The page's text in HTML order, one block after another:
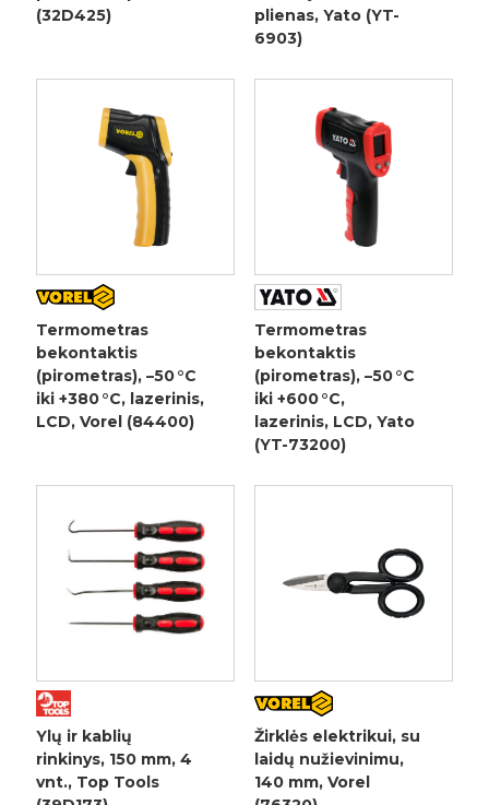
(32D425)
plienas, Yato (YT-
6903)
Termometras
bekontaktis
(pirometras), –50 °C
iki +380 °C, lazerinis,
LCD, Vorel (84400)
Termometras
bekontaktis
(pirometras), –50 °C
iki +600 °C,
lazerinis, LCD, Yato
(YT-73200)
Ylų ir kablių
rinkinys, 150 mm, 4
vnt., Top Tools
Žirklės elektrikui, su
laidų nužievinimu,
140 mm, Vorel